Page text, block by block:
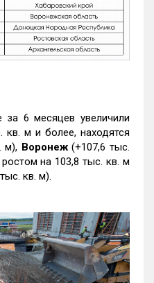
6 месяцев увеличили
м и более, находятся
м), Воронеж(+107,6 тыс.
на 103,8 тыс. кв. м
кв. м).